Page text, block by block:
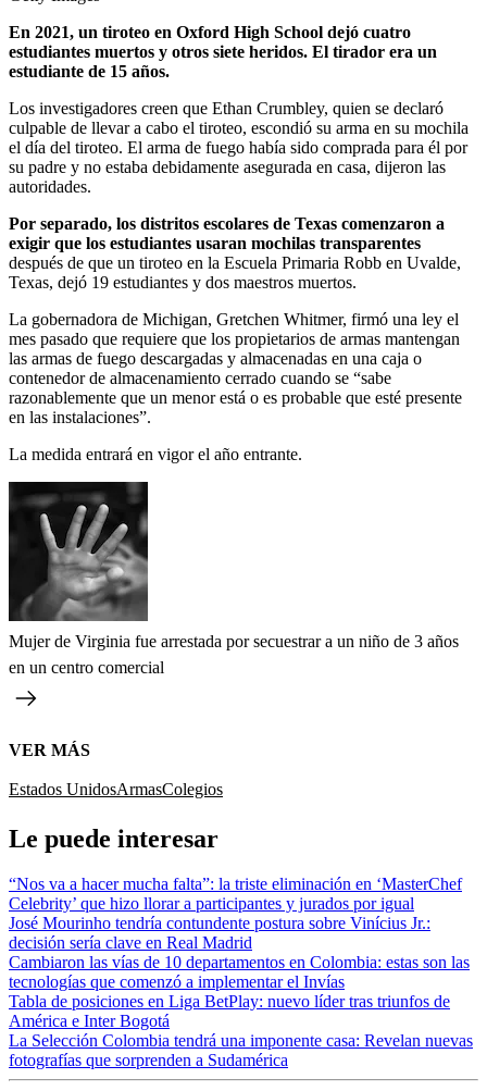
En 2021, un tiroteo en Oxford High School dejó cuatro
estudiantes muertos y otros siete heridos. El tirador era un
estudiante de 15 años.
Los investigadores creen que Ethan Crumbley, quien se declaró
culpable de llevar a cabo el tiroteo, escondió su arma en su mochila
el día del tiroteo. El arma de fuego había sido comprada para él por
su padre y no estaba debidamente asegurada en casa, dijeron las
autoridades.
Por separado, los distritos escolares de Texas comenzaron a
exigir que los estudiantes usaran mochilas transparentes
después de que un tiroteo en la Escuela Primaria Robb en Uvalde,
Texas, dejó 19 estudiantes y dos maestros muertos.
La gobernadora de Michigan, Gretchen Whitmer, firmó una ley el
mes pasado que requiere que los propietarios de armas mantengan
las armas de fuego descargadas y almacenadas en una caja o
contenedor de almacenamiento cerrado cuando se “sabe
razonablemente que un menor está o es probable que esté presente
en las instalaciones”.
La medida entrará en vigor el año entrante.
Mujer de Virginia fue arrestada por secuestrar a un niño de 3 años
en un centro comercial
VER MÁS
Estados UnidosArmasColegios
Le puede interesar
“Nos va a hacer mucha falta”: la triste eliminación en ‘MasterChef
Celebrity’ que hizo llorar a participantes y jurados por igual
José Mourinho tendría contundente postura sobre Vinícius Jr.:
decisión sería clave en Real Madrid
Cambiaron las vías de 10 departamentos en Colombia: estas son las
tecnologías que comenzó a implementar el Invías
Tabla de posiciones en Liga BetPlay: nuevo líder tras triunfos de
América e Inter Bogotá
La Selección Colombia tendrá una imponente casa: Revelan nuevas
fotografías que sorprenden a Sudamérica